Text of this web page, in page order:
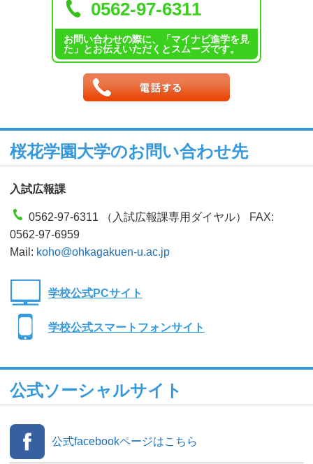
0562-97-6311
お問い合わせの際に、「マイナビ進学を見
た」とお伝えいただくとスムーズです。
桜花学園大学のお問い合わせ先
入試広報課
0562-97-6311 （入試広報課専用ダイヤル） FAX:
0562-97-6959
Mail: koho@ohkagakuen-u.ac.jp
学校公式PCサイト
学校公式スマートフォンサイト
公式ソーシャルサイト
公式facebookページはこちら